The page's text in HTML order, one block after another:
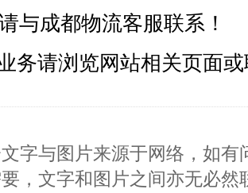
与成都物流客服联系！
务请浏览网站相关页
字与图片来源于网络，如有
，文字和图片之间亦无必